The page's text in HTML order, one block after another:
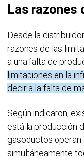
Las razones
Desde la
razones de las
a una falta de
limitaciones en la
decir a la falta de
Según indicaron,
está la producción
gasoductos operan
simultáneamente